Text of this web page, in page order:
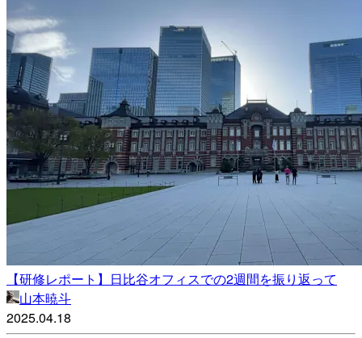
【研修レポート】日比谷オフィスでの2週間を振り返って
山本暁斗
2025.04.18